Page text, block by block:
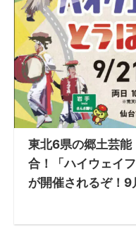
東北6県の郷土芸能
合！「ハイウェイ
が開催されるぞ！9